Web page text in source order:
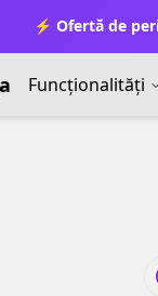
⚡ Ofertă de
Funcționalități